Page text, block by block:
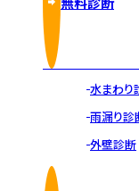
水まわり
雨漏り診
外壁診断